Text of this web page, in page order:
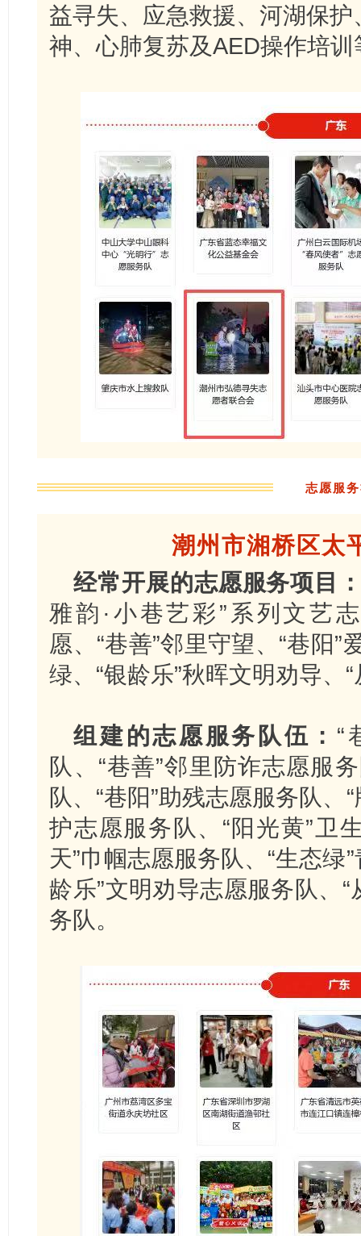
益寻失、应急救援、河湖保
神、心肺复苏及AED操作培训
志愿服
潮州市湘桥区太
经常开展的志愿服务项目
雅韵·小巷艺彩”系列文艺
愿、“巷善”邻里守望、“巷阳”
绿、“银龄乐”秋晖文明劝导、
组建的志愿服务队伍： “
队、“巷善”邻里防诈志愿服
队、“巷阳”助残志愿服务队、
护志愿服务队、“阳光黄”卫
天”巾帼志愿服务队、“生态绿
龄乐”文明劝导志愿服务队、
务队。